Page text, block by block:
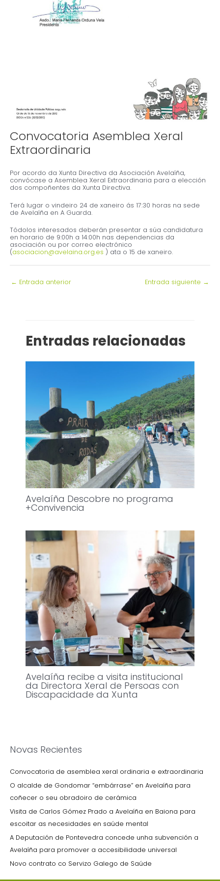
Convocatoria Asemblea Xeral
Extraordinaria
Por acordo da Xunta Directiva da Asociación Avelaíña,
convócase a Asemblea Xeral Extraordinaria para a elección
dos compoñentes da Xunta Directiva.
Terá lugar o vindeiro 24 de xaneiro ás 17:30 horas na sede
de Avelaíña en A Guarda.
Tódolos interesados deberán presentar a súa candidatura
en horario de 9:00h a 14:00h nas dependencias da
asociación ou por correo electrónico
(asociacion@avelaina.org.es ) ata o 15 de xaneiro.
← Entrada anterior Entrada siguiente →
Entradas relacionadas
Avelaíña Descobre no programa
+Convivencia
Avelaíña recibe a visita institucional
da Directora Xeral de Persoas con
Discapacidade da Xunta
Novas Recientes
Convocatoria de asemblea xeral ordinaria e extraordinaria
O alcalde de Gondomar “embárrase” en Avelaíña para
coñecer o seu obradoiro de cerámica
Visita de Carlos Gómez Prado a Avelaíña en Baiona para
escoitar as necesidades en saúde mental
A Deputación de Pontevedra concede unha subvención a
Avelaíña para promover a accesibilidade universal
Novo contrato co Servizo Galego de Saúde